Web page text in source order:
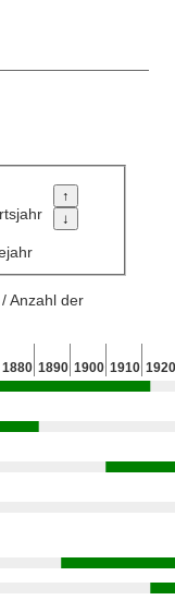
Anzahl der
1880 1890 1900 1910 1920